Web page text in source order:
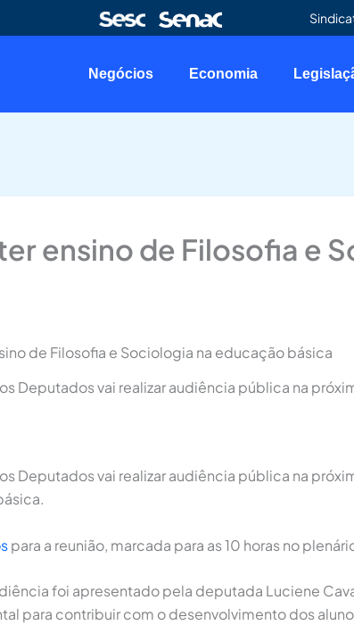
Negócios Economia
ensino de Filosofia e
de Filosofia e Sociologia na educação básica
Deputados vai realizar audiência pública na
Deputados vai realizar audiência pública na
para a reunião, marcada para as 10 horas no
foi apresentado pela deputada Luciene
para contribuir com o desenvolvimento dos